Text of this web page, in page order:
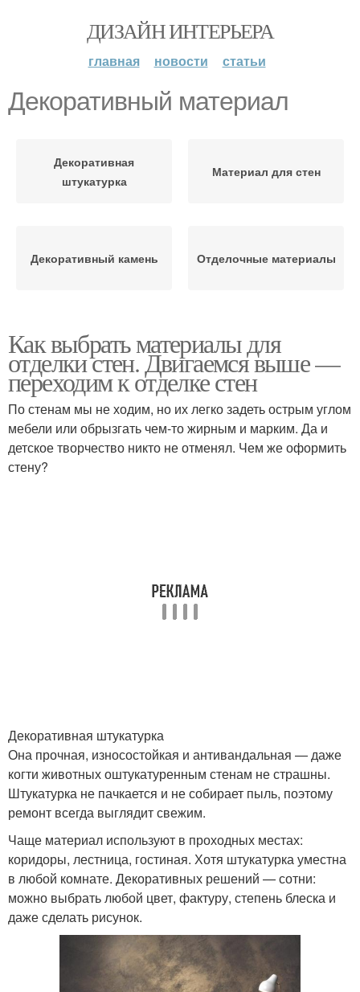
ДИЗАЙН ИНТЕРЬЕРА
главная новости статьи
Декоративный материал
Декоративная
штукатурка
Материал для стен
Декоративный камень Отделочные материалы
Как выбрать материалы для
отделки стен. Двигаемся выше —
переходим к отделке стен
По стенам мы не ходим, но их легко задеть острым углом
мебели или обрызгать чем-то жирным и марким. Да и
детское творчество никто не отменял. Чем же оформить
стену?
Декоративная штукатурка
Она прочная, износостойкая и антивандальная — даже
когти животных оштукатуренным стенам не страшны.
Штукатурка не пачкается и не собирает пыль, поэтому
ремонт всегда выглядит свежим.
Чаще материал используют в проходных местах:
коридоры, лестница, гостиная. Хотя штукатурка уместна
в любой комнате. Декоративных решений — сотни:
можно выбрать любой цвет, фактуру, степень блеска и
даже сделать рисунок.